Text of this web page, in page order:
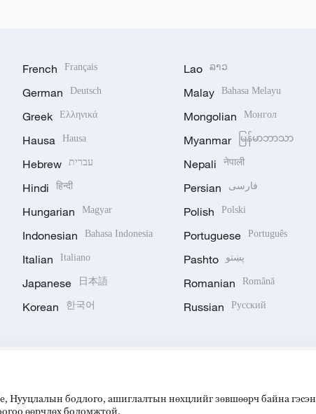
French Français
German Deutsch
Greek Ελληνικά
Hausa Hausa
Hebrew עברית
Hindi हिन्दी
Hungarian Magyar
Indonesian Bahasa Indonesia
Italian Italiano
Japanese 日本語
Korean 한국어
Lao ລາວ
Malay Bahasa Melayu
Mongolian Монгол
Myanmar မြန်မာဘာသာ
Nepali नेपाली
Persian فارسی
Polish Polski
Portuguese Português
Pashto پښتو
Romanian Română
Russian Русский
Нууцлалын бодлого, ашиглалтын нөхцлийг зөвшөөрч байна гэсэн
өөрчлөх боломжтой.